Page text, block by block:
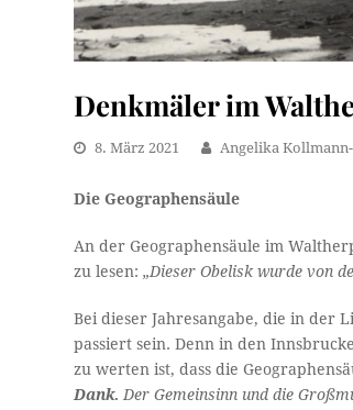
Denkmäler im
8. März 2021 Angelika
Die Geographensäule
An der Geographensäule im
zu lesen:„Dieser Obelisk wurde von
Bei dieser Jahresangabe, die in
passiert sein. Denn in den
zu werten ist, dass die
Dank. Der Gemeinsinn und die